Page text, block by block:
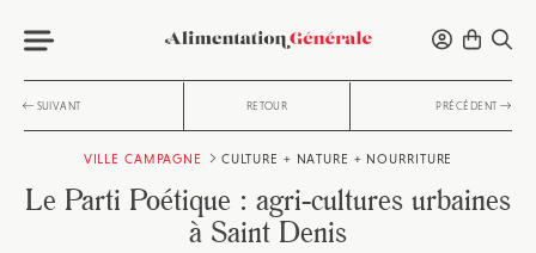
SUIVANT RETOUR PRÉCÉDENT
VILLE CAMPAGNE CULTURE + NATURE + NOURRITURE
Le Parti Poétique : agri-cultures urbaines
à Saint Denis